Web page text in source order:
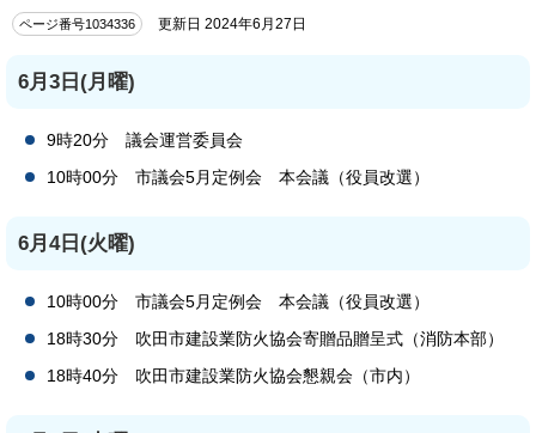
ページ番号1034336 更新日 2024年6月27日
6月3日(月曜)
9時20分 議会運営委員会
10時00分 市議会5月定例会 本会議（役員改選）
6月4日(火曜)
10時00分 市議会5月定例会 本会議（役員改選）
18時30分 吹田市建設業防火協会寄贈品贈呈式（消防本部）
18時40分 吹田市建設業防火協会懇親会（市内）